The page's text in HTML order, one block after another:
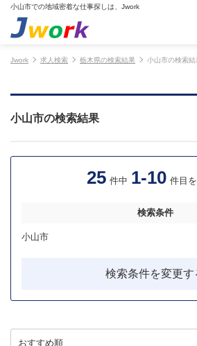
小山市での地域密着な仕事探しは、Jwork
Jwork 求人検索 栃木県の検索結果 小山市の検索結
小山市の検索結果
25 件中 1-10 件目
検索条件
小山市
検索条件を変更す